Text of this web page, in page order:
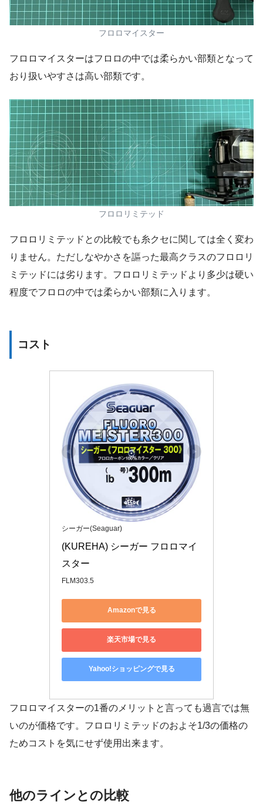
フロロマイスター
フロロマイスターはフロロの中では柔らかい部類となって
おり扱いやすさは高い部類です。
フロロリミテッド
フロロリミテッドとの比較でも糸クセに関しては全く変わ
りません。ただしなやかさを謳った最高クラスのフロロリ
ミテッドには劣ります。フロロリミテッドより多少は硬い
程度でフロロの中では柔らかい部類に入ります。
コスト
シーガー(Seaguar)
(KUREHA) シーガー フロロマイ
スター
FLM303.5
Amazonで見る
楽天市場で見る
Yahoo!ショッピングで見る
フロロマイスターの1番のメリットと言っても過言では無
いのが価格です。フロロリミテッドのおよそ1/3の価格の
ためコストを気にせず使用出来ます。
他のラインとの比較